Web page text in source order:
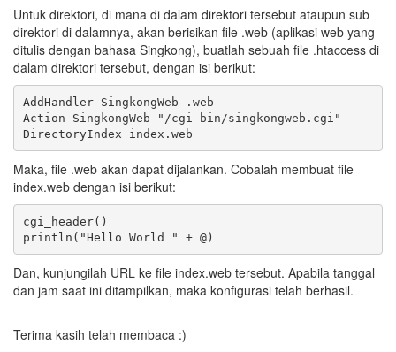
Untuk direktori, di mana di dalam direktori tersebut ataupun sub
direktori di dalamnya, akan berisikan file .web (aplikasi web yang
ditulis dengan bahasa Singkong), buatlah sebuah file .htaccess di
dalam direktori tersebut, dengan isi berikut:
AddHandler SingkongWeb .web
Action SingkongWeb "/cgi-bin/singkongweb.cgi"
Maka, file .web akan dapat dijalankan. Cobalah membuat file
index.web dengan isi berikut:
cgi_header()
Dan, kunjungilah URL ke file index.web tersebut. Apabila tanggal
dan jam saat ini ditampilkan, maka konfigurasi telah berhasil.
Terima kasih telah membaca :)